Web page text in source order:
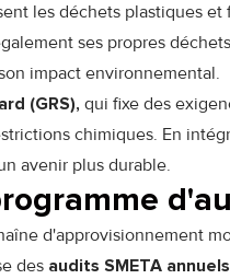
les déchets plastiques et
ses propres
impact environnemental.
(GRS), qui fixe des
chimiques. En
avenir plus durable.
d'approvisionnement
desaudits SMETA